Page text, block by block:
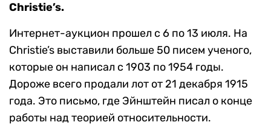
Christie’s.
Интернет-аукцион прошел с 6 по 13 июля. На
Christie’s выставили больше 50 писем ученого,
которые он написал с 1903 по 1954 годы.
Дороже всего продали лот от 21 декабря 1915
года. Это письмо, где Эйнштейн писал о конце
работы над теорией относительности.